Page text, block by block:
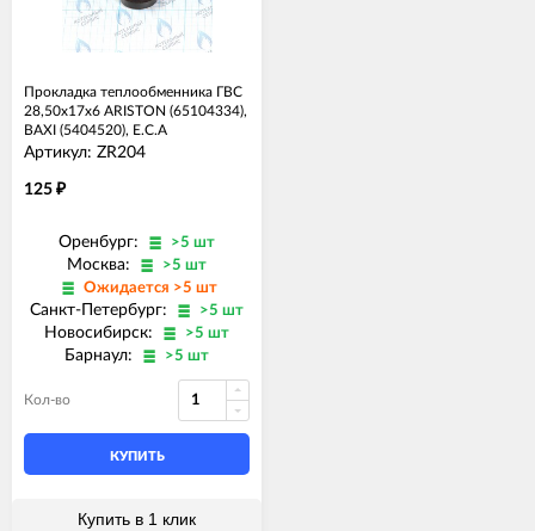
Прокладка теплообменника ГВС
28,50x17x6 ARISTON (65104334),
BAXI (5404520), E.C.A
Артикул: ZR204
125 ₽
Оренбург: >5 шт
Москва:
>5 шт
Ожидается >5 шт
Санкт-Петербург: >5 шт
Новосибирск: >5 шт
Барнаул: >5 шт
Кол-во
КУПИТЬ
Купить в 1 клик